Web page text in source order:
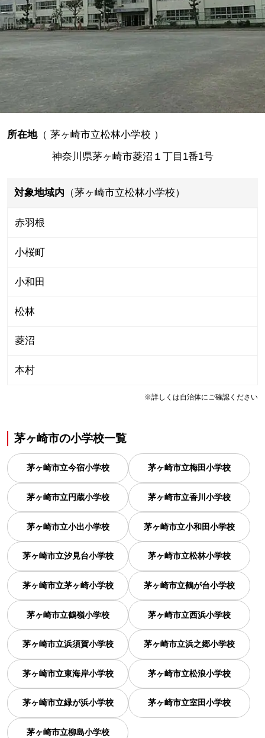
所在地（ 茅ヶ崎市立松林小学校 ）
神奈川県茅ヶ崎市菱沼１丁目1番1号
対象地域内 （茅ヶ崎市立松林小学校）
赤羽根
小桜町
小和田
松林
菱沼
本村
※詳しくは自治体にご確認ください
茅ヶ崎市の小学校一覧
茅ヶ崎市立今宿小学校 茅ヶ崎市立梅田小学校
茅ヶ崎市立円蔵小学校 茅ヶ崎市立香川小学校
茅ヶ崎市立小出小学校 茅ヶ崎市立小和田小学校
茅ヶ崎市立汐見台小学校 茅ヶ崎市立松林小学校
茅ヶ崎市立茅ヶ崎小学校 茅ヶ崎市立鶴が台小学校
茅ヶ崎市立鶴嶺小学校 茅ヶ崎市立西浜小学校
茅ヶ崎市立浜須賀小学校 茅ヶ崎市立浜之郷小学校
茅ヶ崎市立東海岸小学校 茅ヶ崎市立松浪小学校
茅ヶ崎市立緑が浜小学校 茅ヶ崎市立室田小学校
茅ヶ崎市立柳島小学校